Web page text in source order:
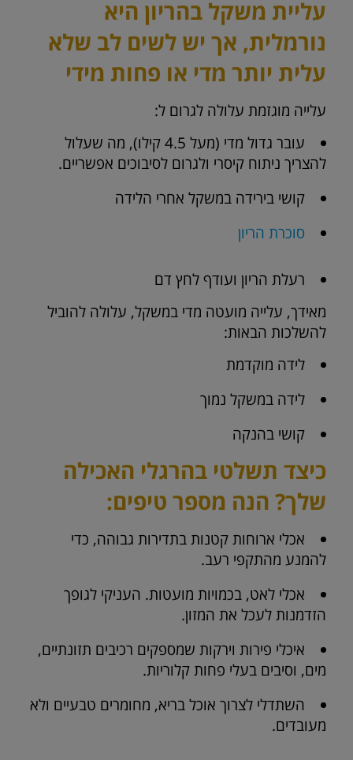
עליית משקל בהריון היא
נורמלית, אך יש לשים לב שלא
עלית יותר מדי או פחות מידי
עלייה מוגזמת עלולה לגרום ל:
עובר גדול מדי (מעל 4.5 קילו), מה שעלול
להצריך ניתוח קיסרי ולגרום לסיבוכים אפשריים.
קושי בירידה במשקל אחרי הלידה
סוכרת הריון
רעלת הריון ועודף לחץ דם
מאידך, עלייה מועטה מדי במשקל, עלולה להוביל
להשלכות הבאות:
לידה מוקדמת
לידה במשקל נמוך
קושי בהנקה
כיצד תשלטי בהרגלי האכילה
שלך? הנה מספר טיפים:
אכלי ארוחות קטנות בתדירות גבוהה, כדי
להמנע מהתקפי רעב.
אכלי לאט, בכמויות מועטות. העניקי לגופך
הזדמנות לעכל את המזון.
איכלי פירות וירקות שמספקים רכיבים תזונתיים,
מים, וסיבים בעלי פחות קלוריות.
השתדלי לצרוך אוכל בריא, מחומרים טבעיים ולא
מעובדים.